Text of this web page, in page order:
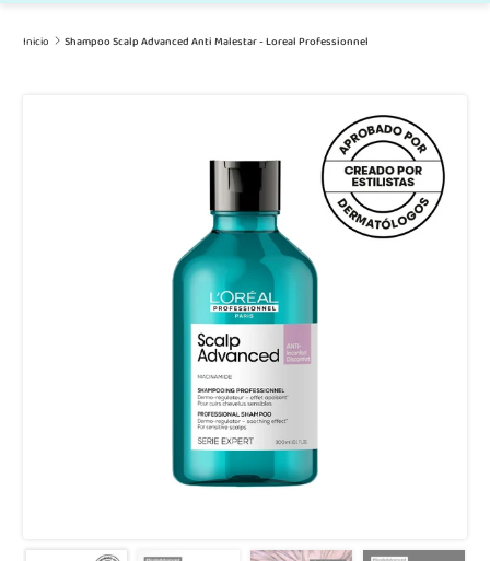
Inicio Shampoo Scalp Advanced Anti Malestar - Loreal Professionnel